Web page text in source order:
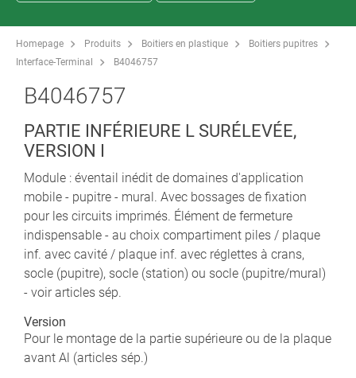
Homepage Produits Boitiers en plastique
Boitiers pupitres
Interface-Terminal
B4046757
B4046757
PARTIE INFÉRIEURE L SURÉLEVÉE,
VERSION I
Module : éventail inédit de domaines d'application
mobile - pupitre - mural. Avec bossages de fixation
pour les circuits imprimés. Élément de fermeture
indispensable - au choix compartiment piles / plaque
inf. avec cavité / plaque inf. avec réglettes à crans,
socle (pupitre), socle (station) ou socle (pupitre/mural)
- voir articles sép.
Version
Pour le montage de la partie supérieure ou de la plaque
avant Al (articles sép.)